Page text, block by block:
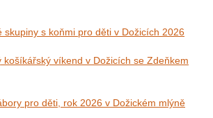
skupiny s koňmi pro děti v Dožicích 2026
košíkářský víkend v Dožicích se Zdeňkem
pro děti, rok 2026 v Dožickém mlýně